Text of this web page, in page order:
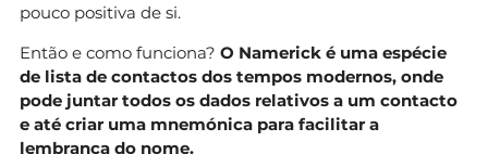
pouco positiva de si.
Então e como funciona? O Namerick é uma espécie
de lista de contactos dos tempos modernos, onde
pode juntar todos os dados relativos a um contacto
e até criar uma mnemónica para facilitar a
lembrança do nome.